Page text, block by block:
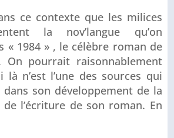
ce contexte que les milices
la nov’langue qu’on
« 1984 » , le célèbre roman de
On pourrait raisonnablement
là n’est l’une des sources qui
dans son développement de la
de l’écriture de son roman. En